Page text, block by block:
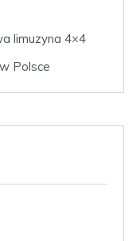
limuzyna 4×4
Polsce